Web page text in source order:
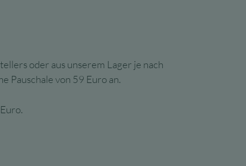
oder aus unserem Lager je nach
Pauschale von 59 Euro an.